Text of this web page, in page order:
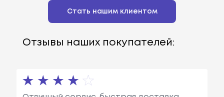
Стать нашим клиентом
Отзывы наших покупателей: